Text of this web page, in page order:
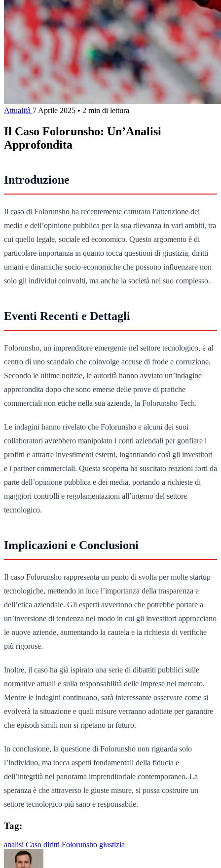
Attualità 7 Aprile 2025 • 2 min di lettura
Il Caso Folorunsho: Un’Analisi
Approfondita
Introduzione
Il caso di Folorunsho ha recentemente catturato l’attenzione dei
media e dell’opinione pubblica per la sua rilevanza in vari ambiti, tra
cui quello legale, sociale ed economico. Questo argomento è di
particolare importanza in quanto tocca questioni di giustizia, diritti
umani e dinamiche socio-economiche che possono influenzare non
solo gli individui coinvolti, ma anche la società nel suo complesso.
Eventi Recenti e Dettagli
Folorunsho, un imprenditore emergente nel settore tecnologico, è al
centro di uno scandalo che coinvolge accuse di frode e corruzione.
Secondo le ultime notizie, le autorità hanno avviato un’indagine
approfondita dopo che sono emerse delle prove di pratiche
commerciali non etiche nella sua azienda, la Folorunsho Tech.
Le indagini hanno rivelato che Folorunsho e alcuni dei suoi
collaboratori avrebbero manipolato i conti aziendali per gonfiare i
profitti e attrarre investimenti esterni, ingannando così gli investitori
e i partner commerciali. Questa scoperta ha suscitato reazioni forti da
parte dell’opinione pubblica e dei media, portando a richieste di
maggiori controlli e regolamentazioni all’interno del settore
tecnologico.
Implicazioni e Conclusioni
Il caso Folorunsho rappresenta un punto di svolta per molte startup
tecnologiche, mettendo in luce l’importanza della trasparenza e
dell’etica aziendale. Gli esperti avvertono che potrebbe portare a
un’inversione di tendenza nel modo in cui gli investitori approcciano
le nuove aziende, aumentando la cautela e la richiesta di verifiche
più rigorose.
Inoltre, il caso ha già ispirato una serie di dibattiti pubblici sulle
normative attuali e sulla responsabilità delle imprese nel mercato.
Mentre le indagini continuano, sarà interessante osservare come si
evolverà la situazione e quali misure verranno adottate per garantire
che episodi simili non si ripetano in futuro.
In conclusione, la questione di Folorunsho non riguarda solo
l’individuo, ma tocca aspetti fondamentali della fiducia e
dell’integrità nel panorama imprenditoriale contemporaneo. La
speranza è che attraverso le giuste misure, si possa costruire un
settore tecnologico più sano e responsabile.
Tag:
analisi Caso diritti Folorunsho giustizia